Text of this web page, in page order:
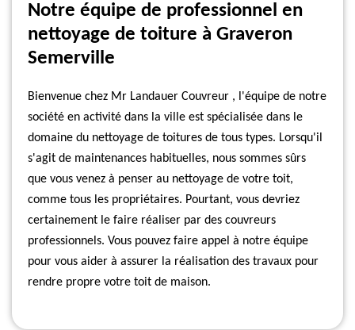
Notre équipe de professionnel en
nettoyage de toiture à Graveron
Semerville
Bienvenue chez Mr Landauer Couvreur , l'équipe de notre
société en activité dans la ville est spécialisée dans le
domaine du nettoyage de toitures de tous types. Lorsqu'il
s'agit de maintenances habituelles, nous sommes sûrs
que vous venez à penser au nettoyage de votre toit,
comme tous les propriétaires. Pourtant, vous devriez
certainement le faire réaliser par des couvreurs
professionnels. Vous pouvez faire appel à notre équipe
pour vous aider à assurer la réalisation des travaux pour
rendre propre votre toit de maison.